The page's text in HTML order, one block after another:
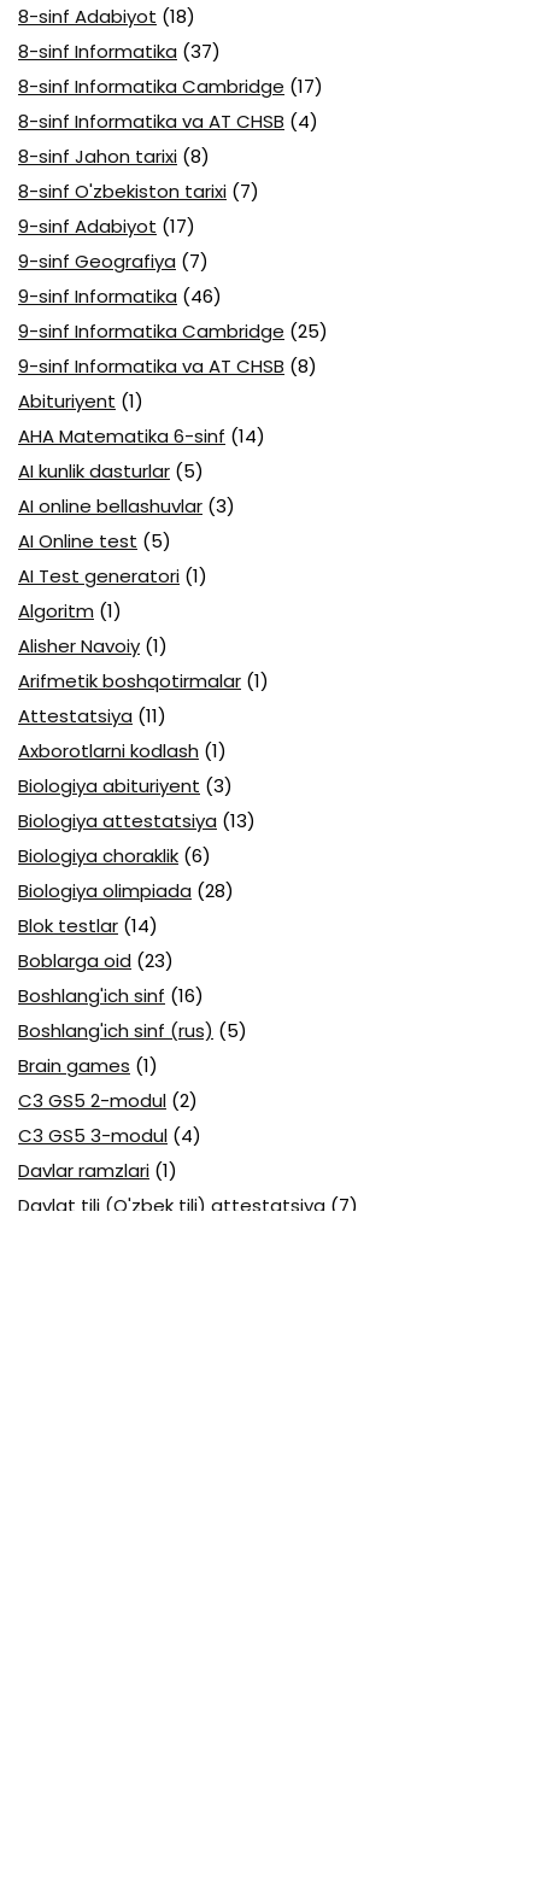
8-sinf Adabiyot (18)
8-sinf Informatika (37)
8-sinf Informatika Cambridge (17)
8-sinf Informatika va AT CHSB (4)
8-sinf Jahon tarixi (8)
8-sinf O'zbekiston tarixi (7)
9-sinf Adabiyot (17)
9-sinf Geografiya (7)
9-sinf Informatika (46)
9-sinf Informatika Cambridge (25)
9-sinf Informatika va AT CHSB (8)
Abituriyent (1)
AHA Matematika 6-sinf (14)
AI kunlik dasturlar (5)
AI online bellashuvlar (3)
AI Online test (5)
AI Test generatori (1)
Algoritm (1)
Alisher Navoiy (1)
Arifmetik boshqotirmalar (1)
Attestatsiya (11)
Axborotlarni kodlash (1)
Biologiya abituriyent (3)
Biologiya attestatsiya (13)
Biologiya choraklik (6)
Biologiya olimpiada (28)
Blok testlar (14)
Boblarga oid (23)
Boshlang'ich sinf (16)
Boshlang'ich sinf (rus) (5)
Brain games (1)
C3 GS5 2-modul (2)
C3 GS5 3-modul (4)
Davlar ramzlari (1)
Davlat tili (O'zbek tili) attestatsiya (7)